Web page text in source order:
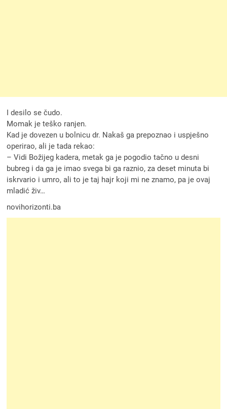
I desilo se čudo.
Momak je teško ranjen.
Kad je dovezen u bolnicu dr. Nakaš ga prepoznao i uspješno
operirao, ali je tada rekao:
– Vidi Božijeg kadera, metak ga je pogodio tačno u desni
bubreg i da ga je imao svega bi ga raznio, za deset minuta bi
iskrvario i umro, ali to je taj hajr koji mi ne znamo, pa je ovaj
mladić živ…
novihorizonti.ba